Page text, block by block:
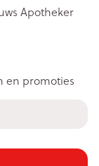
Apotheker
en promoties